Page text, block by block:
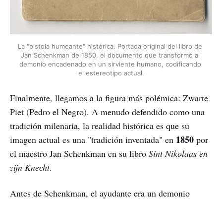
La "pistola humeante" histórica. Portada original del libro de
Jan Schenkman de 1850, el documento que transformó al
demonio encadenado en un sirviente humano, codificando
el estereotipo actual.
Finalmente, llegamos a la figura más polémica: Zwarte
Piet (Pedro el Negro). A menudo defendido como una
tradición milenaria, la realidad histórica es que su
imagen actual es una "tradición inventada" en 1850 por
el maestro Jan Schenkman en su libro Sint Nikolaas en
zijn Knecht.
Antes de Schenkman, el ayudante era un demonio